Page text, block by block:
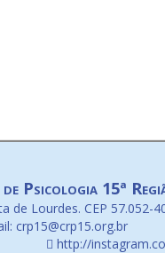
Psicologia 15ª
de Lourdes. CEP 57.052-
crp15@crp15.org.br
http://